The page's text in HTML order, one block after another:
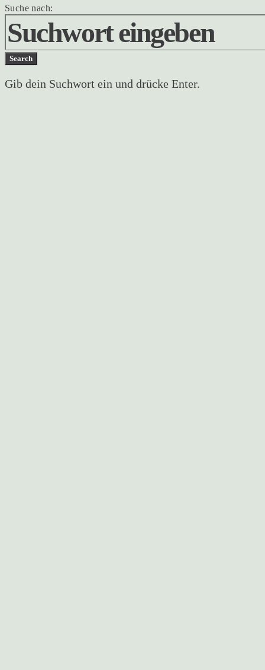
Suche nach:
Search
Gib dein Suchwort ein und drücke Enter.